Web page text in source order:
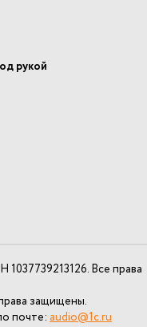
рукой
1037739213126. Все права
защищены.
почте: audio@1c.ru